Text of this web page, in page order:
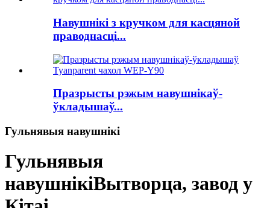
Навушнікі з кручком для касцяной
праводнасці...
Празрысты рэжым навушнікаў-
ўкладышаў...
Гульнявыя навушнікі
Гульнявыя
навушнікіВытворца, завод у